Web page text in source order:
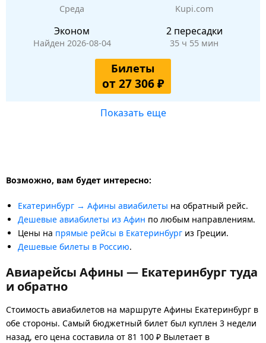
Среда Kupi.com
Эконом
Найден 2026-08-04
2 пересадки
35 ч 55 мин
Билеты
от 27 306 ₽
Показать еще
Возможно, вам будет интересно:
Екатеринбург → Афины авиабилеты на обратный рейс.
Дешевые авиабилеты из Афин по любым направлениям.
Цены на прямые рейсы в Екатеринбург из Греции.
Дешевые билеты в Россию.
Авиарейсы Афины — Екатеринбург туда
и обратно
Стоимость авиабилетов на маршруте Афины Екатеринбург в
обе стороны. Самый бюджетный билет был куплен 3 недели
назад, его цена составила от 81 100 ₽ Вылетает в